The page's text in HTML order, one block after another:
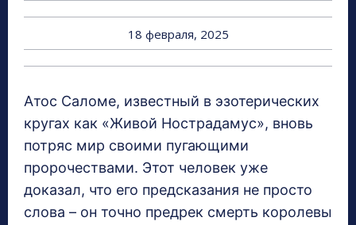
18 февраля, 2025
Атос Саломе, известный в эзотерических
кругах как «Живой Нострадамус», вновь
потряс мир своими пугающими
пророчествами. Этот человек уже
доказал, что его предсказания не просто
слова – он точно предрек смерть королевы